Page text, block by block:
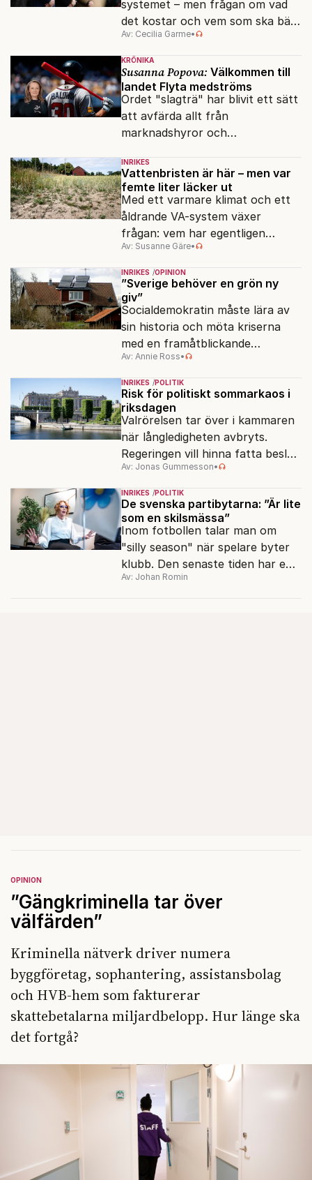
systemet – men frågan om vad
det kostar och vem som ska bära
notan är långt ifrån avgjord.
Av: Cecilia Garme•
KRÖNIKA
Susanna Popova: Välkommen till
landet Flyta medströms
Ordet "slagträ" har blivit ett sätt
att avfärda allt från
marknadshyror och
om antisemitism.
INRIKES
Vattenbristen är här – men var
femte liter läcker ut
Med ett varmare klimat och ett
åldrande VA-system växer
frågan: vem har egentligen
ansvar för Sveriges
vattenresurser?
Av: Susanne Gäre•
INRIKES OPINION
”Sverige behöver en grön ny
giv”
Socialdemokratin måste lära av
sin historia och möta kriserna
med en framåtblickande
strukturpolitik för att göra
Sverige långsiktigt hållbart,
jämlikt och kriståligt.
Av: Annie Ross•
INRIKES POLITIK
Risk för politiskt sommarkaos i
riksdagen
Valrörelsen tar över i kammaren
när långledigheten avbryts.
Regeringen vill hinna fatta beslut
före valet – men oppositionen
ser sin chans att pressa
Tidösidan.
Av: Jonas Gummesson•
INRIKES POLITIK
De svenska partibytarna: ”Är lite
som en skilsmässa”
Inom fotbollen talar man om
"silly season" när spelare byter
klubb. Den senaste tiden har en
rad svenska politiker bytt parti –
Av: Johan Romin
OPINION
”Gängkriminella tar över
välfärden”
Kriminella nätverk driver numera
byggföretag, sophantering, assistansbolag
och HVB-hem som fakturerar
skattebetalarna miljardbelopp. Hur länge ska
det fortgå?